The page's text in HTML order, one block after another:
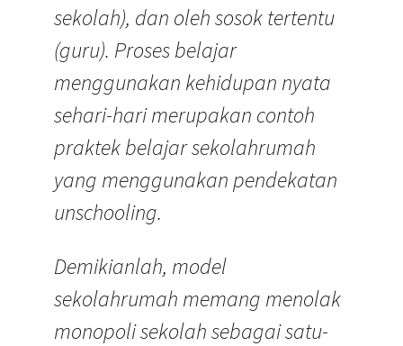
sekolah), dan oleh sosok tertentu
(guru). Proses belajar
menggunakan kehidupan nyata
sehari-hari merupakan contoh
praktek belajar sekolahrumah
yang menggunakan pendekatan
unschooling.
Demikianlah, model
sekolahrumah memang menolak
monopoli sekolah sebagai satu-